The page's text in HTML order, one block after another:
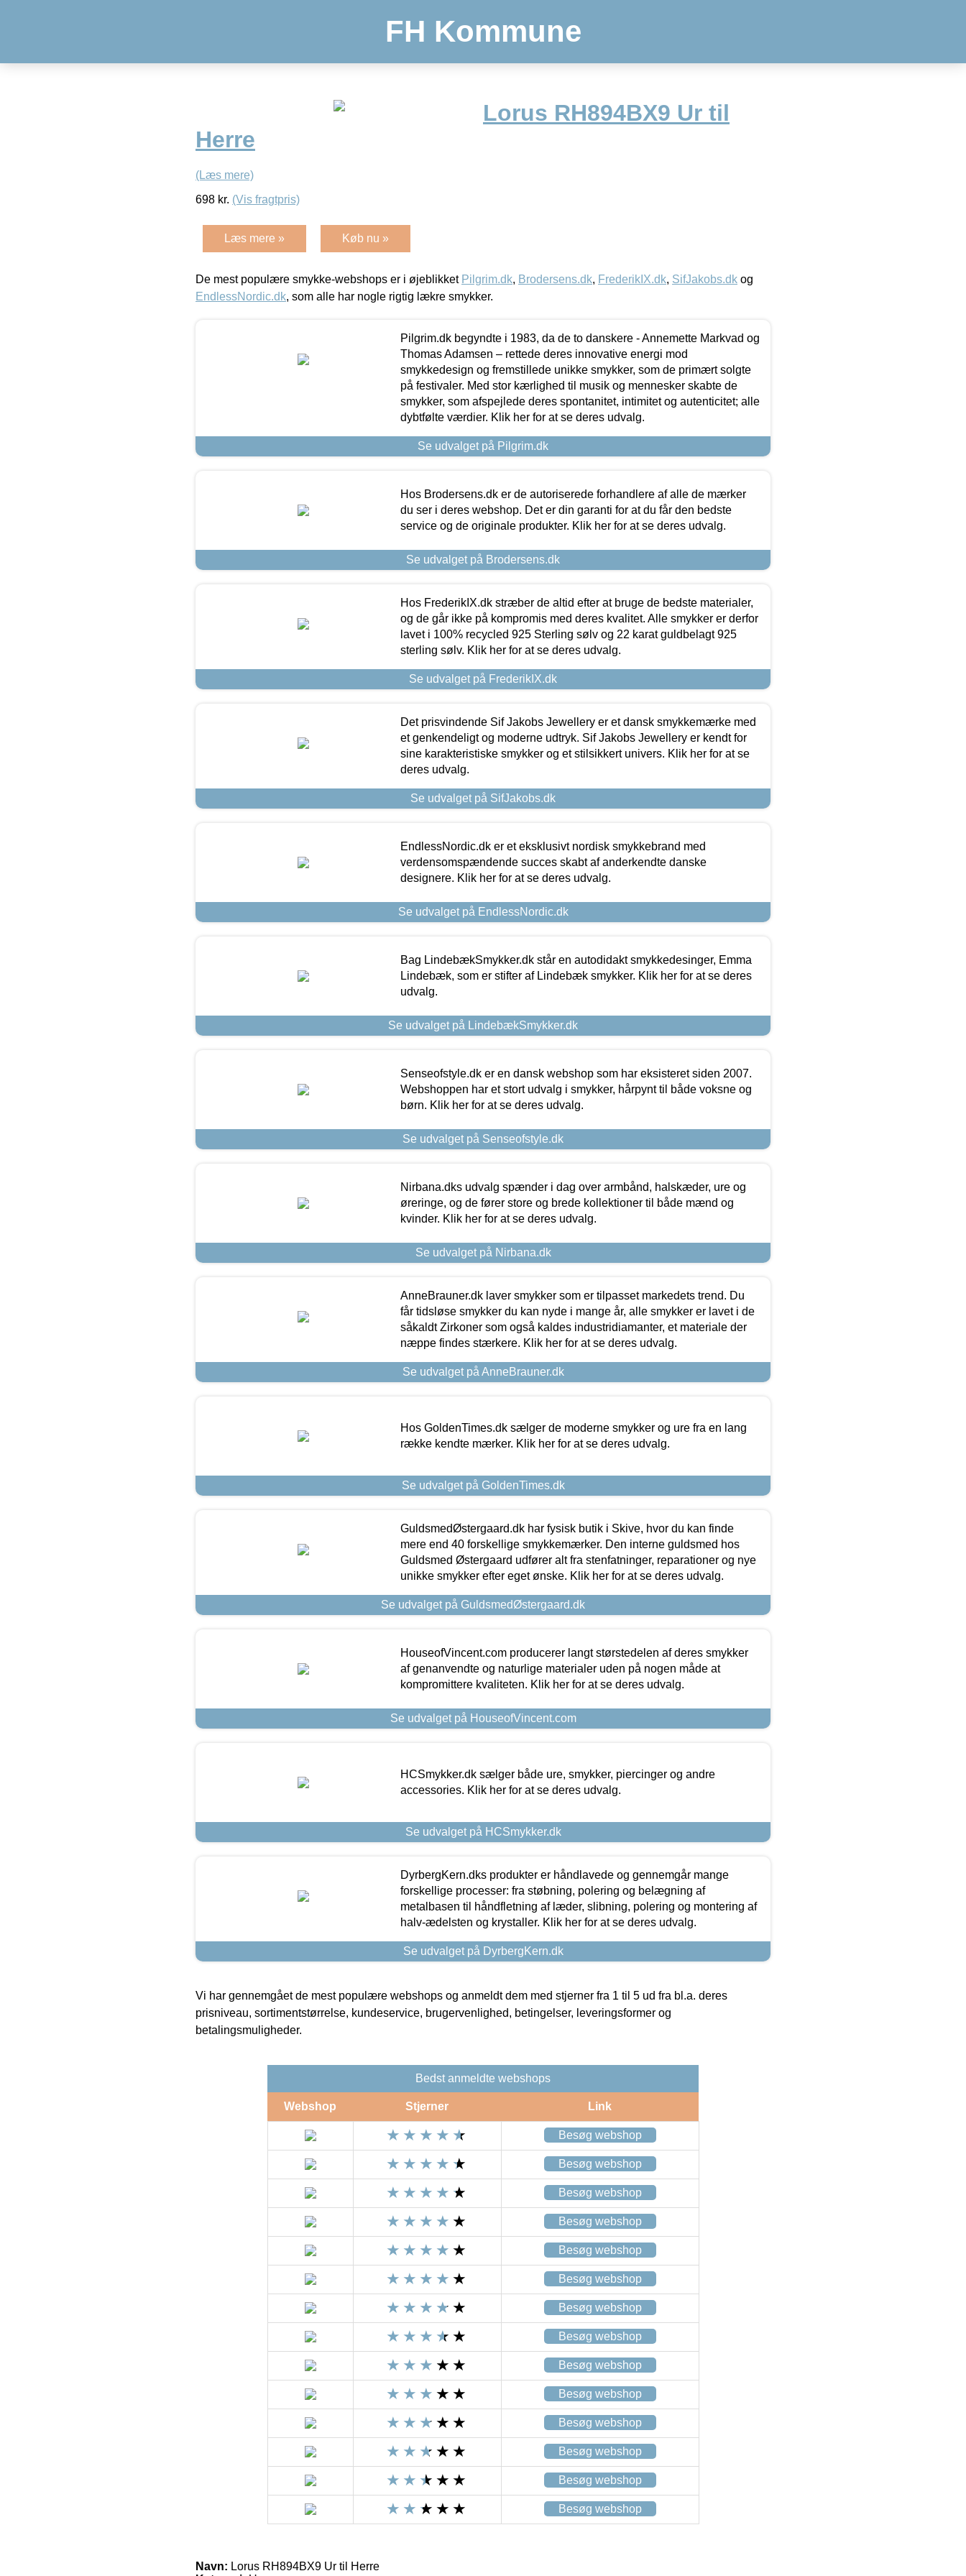
FH Kommune
Lorus RH894BX9 Ur til
Herre
(Læs mere)
698 kr. (Vis fragtpris)
Læs mere » Køb nu »
De mest populære smykke-webshops er i øjeblikket Pilgrim.dk, Brodersens.dk, FrederikIX.dk, SifJakobs.dk og
EndlessNordic.dk, som alle har nogle rigtig lækre smykker.
Pilgrim.dk begyndte i 1983, da de to danskere - Annemette Markvad og
Thomas Adamsen – rettede deres innovative energi mod
smykkedesign og fremstillede unikke smykker, som de primært solgte
på festivaler. Med stor kærlighed til musik og mennesker skabte de
smykker, som afspejlede deres spontanitet, intimitet og autenticitet; alle
dybtfølte værdier. Klik her for at se deres udvalg.
Se udvalget på Pilgrim.dk
Hos Brodersens.dk er de autoriserede forhandlere af alle de mærker
du ser i deres webshop. Det er din garanti for at du får den bedste
service og de originale produkter. Klik her for at se deres udvalg.
Se udvalget på Brodersens.dk
Hos FrederikIX.dk stræber de altid efter at bruge de bedste materialer,
og de går ikke på kompromis med deres kvalitet. Alle smykker er derfor
lavet i 100% recycled 925 Sterling sølv og 22 karat guldbelagt 925
sterling sølv. Klik her for at se deres udvalg.
Se udvalget på FrederikIX.dk
Det prisvindende Sif Jakobs Jewellery er et dansk smykkemærke med
et genkendeligt og moderne udtryk. Sif Jakobs Jewellery er kendt for
sine karakteristiske smykker og et stilsikkert univers. Klik her for at se
deres udvalg.
Se udvalget på SifJakobs.dk
EndlessNordic.dk er et eksklusivt nordisk smykkebrand med
verdensomspændende succes skabt af anderkendte danske
designere. Klik her for at se deres udvalg.
Se udvalget på EndlessNordic.dk
Bag LindebækSmykker.dk står en autodidakt smykkedesinger, Emma
Lindebæk, som er stifter af Lindebæk smykker. Klik her for at se deres
udvalg.
Se udvalget på LindebækSmykker.dk
Senseofstyle.dk er en dansk webshop som har eksisteret siden 2007.
Webshoppen har et stort udvalg i smykker, hårpynt til både voksne og
børn. Klik her for at se deres udvalg.
Se udvalget på Senseofstyle.dk
Nirbana.dks udvalg spænder i dag over armbånd, halskæder, ure og
øreringe, og de fører store og brede kollektioner til både mænd og
kvinder. Klik her for at se deres udvalg.
Se udvalget på Nirbana.dk
AnneBrauner.dk laver smykker som er tilpasset markedets trend. Du
får tidsløse smykker du kan nyde i mange år, alle smykker er lavet i de
såkaldt Zirkoner som også kaldes industridiamanter, et materiale der
næppe findes stærkere. Klik her for at se deres udvalg.
Se udvalget på AnneBrauner.dk
Hos GoldenTimes.dk sælger de moderne smykker og ure fra en lang
række kendte mærker. Klik her for at se deres udvalg.
Se udvalget på GoldenTimes.dk
GuldsmedØstergaard.dk har fysisk butik i Skive, hvor du kan finde
mere end 40 forskellige smykkemærker. Den interne guldsmed hos
Guldsmed Østergaard udfører alt fra stenfatninger, reparationer og nye
unikke smykker efter eget ønske. Klik her for at se deres udvalg.
Se udvalget på GuldsmedØstergaard.dk
HouseofVincent.com producerer langt størstedelen af deres smykker
af genanvendte og naturlige materialer uden på nogen måde at
kompromittere kvaliteten. Klik her for at se deres udvalg.
Se udvalget på HouseofVincent.com
HCSmykker.dk sælger både ure, smykker, piercinger og andre
accessories. Klik her for at se deres udvalg.
Se udvalget på HCSmykker.dk
DyrbergKern.dks produkter er håndlavede og gennemgår mange
forskellige processer: fra støbning, polering og belægning af
metalbasen til håndfletning af læder, slibning, polering og montering af
halv-ædelsten og krystaller. Klik her for at se deres udvalg.
Se udvalget på DyrbergKern.dk
Vi har gennemgået de mest populære webshops og anmeldt dem med stjerner fra 1 til 5 ud fra bl.a. deres
prisniveau, sortimentstørrelse, kundeservice, brugervenlighed, betingelser, leveringsformer og
betalingsmuligheder.
Bedst anmeldte webshops
Webshop Stjerner Link
Besøg webshop
Besøg webshop
Besøg webshop
Besøg webshop
Besøg webshop
Besøg webshop
Besøg webshop
Besøg webshop
Besøg webshop
Besøg webshop
Besøg webshop
Besøg webshop
Besøg webshop
Besøg webshop
Navn: Lorus RH894BX9 Ur til Herre